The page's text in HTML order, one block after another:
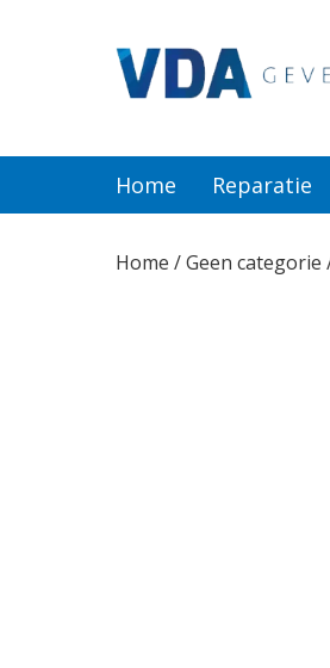
Home Reparatie
Home /Geen categorie